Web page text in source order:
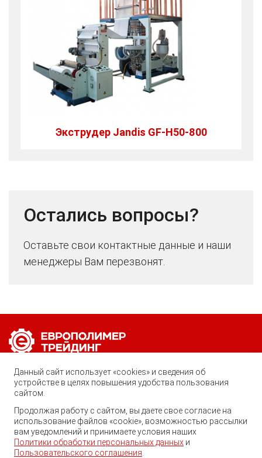
Экструдер Jandis GF-H50-800
Остались вопросы?
Оставьте свои контактные данные и наши
менеджеры Вам перезвонят.
Позвоните нам по любому вопросу:
8 (800) 222-40-61
Ростов-на-Дону, ул. Вавилова, 59
trade@ep-group.ru
Данный сайт использует «cookies» и сведения об
устройстве в целях повышения удобства пользования
сайтом.
Продолжая работу с сайтом, вы даете свое согласие на
использование файлов «cookie», возможностью рассылки
вам уведомлений и принимаете условия наших
Политики обработки персональных данных и
Пользовательского соглашения